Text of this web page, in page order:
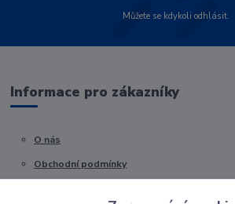
Můžete se kdykoli odhlásit.
Informace pro zákazníky
O nás
Obchodní podmínky